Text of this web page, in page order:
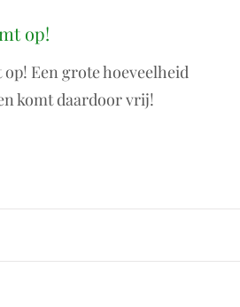
op!
Een grote hoeveelheid
komt daardoor vrij!